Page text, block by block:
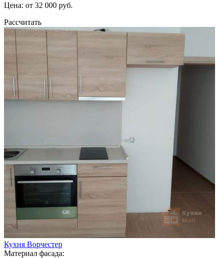
Цена: от 32 000 руб.
Рассчитать
Кухня Ворчестер
Материал фасада: